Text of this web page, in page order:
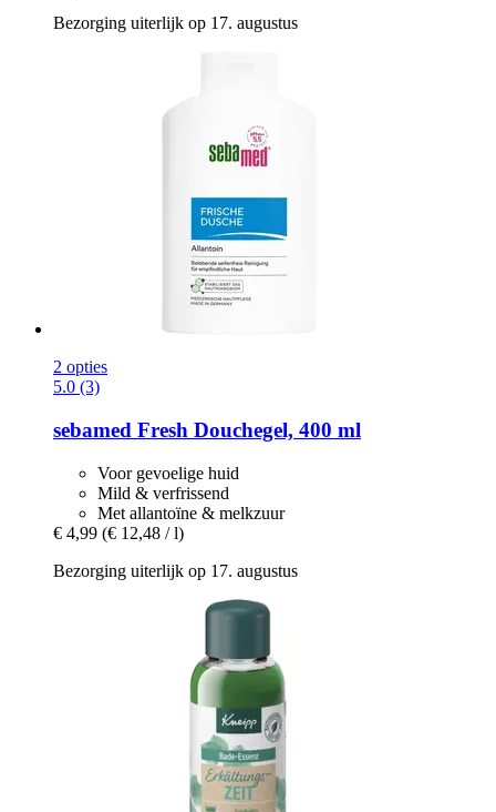
Bezorging uiterlijk op 17. augustus
2 opties
5.0 (3)
sebamed Fresh Douchegel, 400 ml
Voor gevoelige huid
Mild & verfrissend
Met allantoïne & melkzuur
€ 4,99 (€ 12,48 / l)
Bezorging uiterlijk op 17. augustus